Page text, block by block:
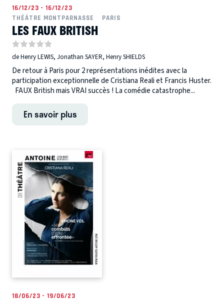
16/12/23 - 16/12/23
THÉÂTRE MONTPARNASSE
PARIS
LES FAUX BRITISH
de Henry LEWIS, Jonathan SAYER, Henry SHIELDS
De retour à Paris pour 2 représentations inédites avec la
participation exceptionnelle de Cristiana Reali et Francis Huster.
FAUX British mais VRAI succès ! La comédie catastrophe...
En savoir plus
18/06/23 - 19/06/23